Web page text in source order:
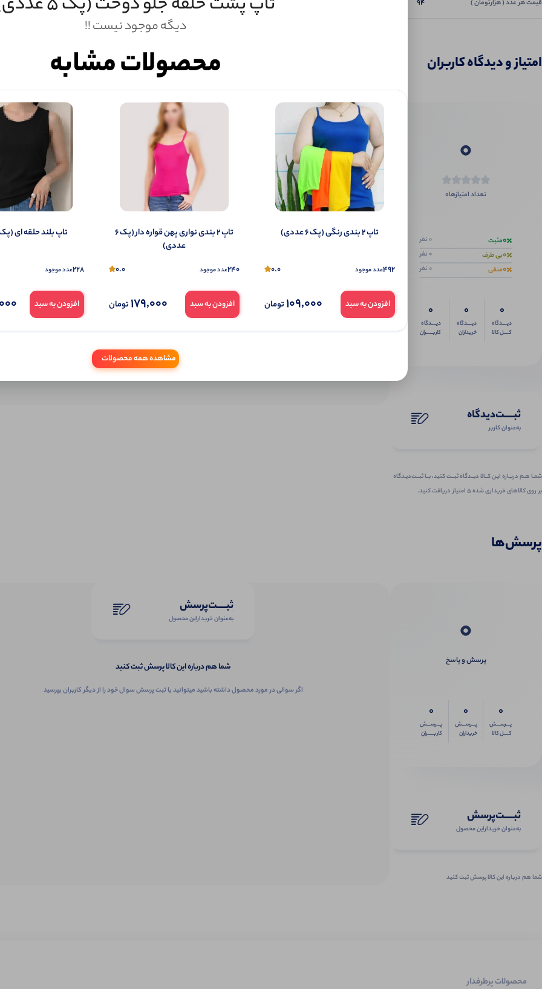
قیمت هر عدد ( هزارتومان ) 94
امتیاز و دیدگاه کاربران
0
تعداد امتیازها0
0مثبت 0 نفر
0بی طرف 0 نفر
0منفی 0 نفر
0
دیــــدگاه
کــــل کالا
0
دیــــدگاه
خریداران
0
دیــــدگاه
کاربـــــران
ثبـــــت‌دیدگاه
به‌عنوان کاربر
شمـا هـم دربـاره ایـن کــالا دیــدگاه ثبــت کنید، بــا ثبــت‌دیـدگاه
بر روی کالاهای خریداری شده ۵ امتیاز دریافت کنید.
ثبـــــت‌دیدگاه
شما هم می‌توانید در مورد این کالا نظر دهید.
تمایل می‌توانید به صورت ناشناس نیز دیدگاه خود را ثبت کنید.
پرسش‌ها
0
پرسش و پاسخ
0
پـــرســـش
کــــل کالا
0
پـــرســـش
خریداران
0
پـــرســـش
کاربـــــران
ثبـــــت‌پرسش
به‌عنوان ‌خریدار‌این‌ محصول
شما هم درباره این کالا پرسش ثبت کنید
ثبـــــت‌پرسش
به‌عنوان ‌خریدار‌این‌ محصول
شما هم درباره این کالا پرسش ثبت کنید
اگر سوالی در مورد محصول داشته باشید میتوانید با ثبت پرسش سوال خود را از دیگر کاربران بپرسید
محصولات پرطرفدار
دیگه موجود نیست !!
محصولات مشابه
تاپ ۲ بندی رنگی (پک 6 عددی)
492عدد موجود 0.0
افزودن به سبد 109,000تومان
تاپ ۲ بندی نواری پهن قواره دار (پک 6
عددی)
240عدد موجود 0.0
افزودن به سبد 179,000تومان
تاپ بلند حلقه ای (پک 6
228عدد موجود
افزودن به سبد
مشاهده همه محصولات